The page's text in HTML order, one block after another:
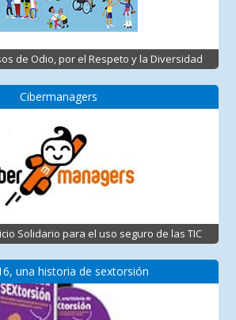
de Odio, por el Respeto y la Diversidad
Cibermanagers
Solidario para el uso seguro de las TIC
una historia de sextorsión